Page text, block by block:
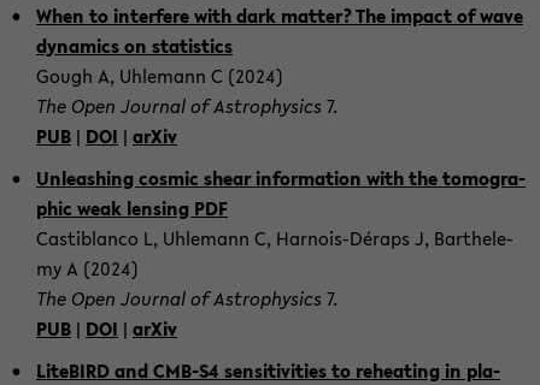
When to in­ter­fe­re with dark mat­ter? The im­pact of wave
dy­na­mics on sta­tis­tics
Gough A, Uh­le­mann C (2024)
The Open Jour­nal of As­tro­phy­sics 7.
PUB | DOI | arXiv
Un­lea­shing cos­mic shear in­for­ma­ti­on with the to­mo­gra­
phic weak len­sing PDF
Cas­ti­blan­co L, Uh­le­mann C, Harnois-​Déraps J, Bart­hele­
my A (2024)
The Open Jour­nal of As­tro­phy­sics 7.
PUB | DOI | arXiv
Li­te­BIRD and CMB-​S4 sen­si­ti­vi­ties to rehea­ting in pla­